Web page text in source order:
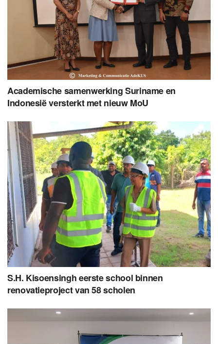
Academische samenwerking Suriname en
Indonesië versterkt met nieuw MoU
S.H. Kisoensingh eerste school binnen
renovatieproject van 58 scholen